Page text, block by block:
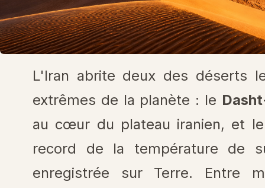
L'Iran abrite deux des déserts
extrêmes de la planète : le
au cœur du plateau iranien, et
record de la température de
enregistrée sur Terre. Entre